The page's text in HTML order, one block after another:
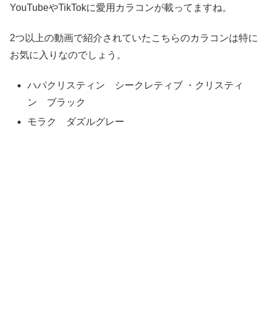
YouTubeやTikTokに愛用カラコンが載ってますね。
2つ以上の動画で紹介されていたこちらのカラコンは特に
お気に入りなのでしょう。
ハパクリスティン シークレティブ ・クリスティ
ン ブラック
モラク ダズルグレー